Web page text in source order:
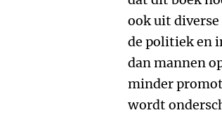
ook uit
de politiek en
dan mannen
minder
wordt